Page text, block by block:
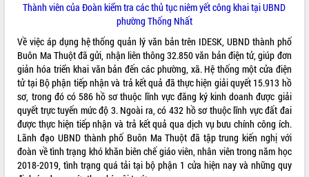
tay làm sạch môi trường
Xã Ea Kar bước chuyển mình trong
công tác cải cách hành chính mô hình
mới
UBND tỉnh họp báo định kỳ tháng 4
năm 2026
Hội thảo khoa học “Giải pháp thúc đẩy
phát triển nền kinh tế xanh tại tỉnh
Đắk Lắk”
Tăng cường giám sát, đôn đốc thực
hiện nhiệm vụ quản lý tài sản công
hàng tuần
Thành viên của Đoàn kiểm tra các thủ tục niêm yết công khai tại UBND
phường Thống Nhất
Về việc áp dụng hệ thống quản lý văn bản trên IDESK, UBND thành phố
Buôn Ma Thuột đã gửi, nhận liên thông 32.850 văn bản điện tử, giúp đơn
giản hóa triển khai văn bản đến các phường, xã. Hệ thống một cửa điện
tử tại Bộ phận tiếp nhận và trả kết quả đã thực hiện giải quyết 15.913 hồ
sơ, trong đó có 586 hồ sơ thuộc lĩnh vực đăng ký kinh doanh được giải
quyết trực tuyến mức độ 3. Ngoài ra, có 432 hồ sơ thuộc lĩnh vực đất đai
được thực hiện tiếp nhận và trả kết quả qua dịch vụ bưu chính công ích.
Lãnh đạo UBND thành phố Buôn Ma Thuột đã tập trung kiến nghị với
đoàn về tình trạng khó khăn biên chế giáo viên, nhân viên trong năm học
2018-2019, tình trạng quá tải tại bộ phận 1 cửa hiện nay và những quy